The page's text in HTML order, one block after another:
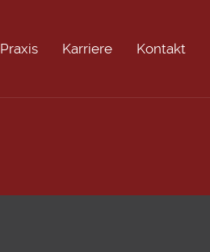
Praxis Karriere Kontakt